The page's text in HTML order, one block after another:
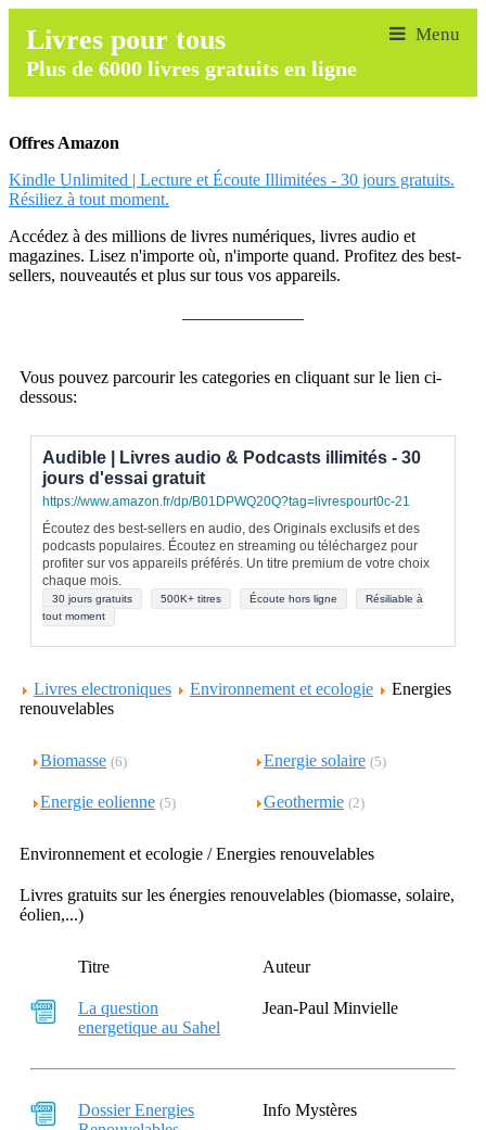
Livres pour tous
Plus de 6000 livres gratuits en ligne
Offres Amazon
Kindle Unlimited | Lecture et Écoute Illimitées - 30 jours gratuits.
Résiliez à tout moment.
Accédez à des millions de livres numériques, livres audio et
magazines. Lisez n'importe où, n'importe quand. Profitez des best-
sellers, nouveautés et plus sur tous vos appareils.
Vous pouvez parcourir les categories en cliquant sur le lien ci-
dessous:
Audible | Livres audio & Podcasts illimités - 30
jours d'essai gratuit
https://www.amazon.fr/dp/B01DPWQ20Q?tag=livrespourt0c-21
Écoutez des best-sellers en audio, des Originals exclusifs et des
podcasts populaires. Écoutez en streaming ou téléchargez pour
profiter sur vos appareils préférés. Un titre premium de votre choix
chaque mois.
30 jours gratuits 500K+ titres Écoute hors ligne
Résiliable à
tout moment
Livres electroniques Environnement et ecologie
Energies
renouvelables
Biomasse (6) Energie solaire (5)
Energie eolienne (5) Geothermie (2)
Environnement et ecologie / Energies renouvelables
Livres gratuits sur les énergies renouvelables (biomasse, solaire,
éolien,...)
Titre Auteur
La question
energetique au Sahel
Jean-Paul Minvielle
Dossier Energies
Info Mystères